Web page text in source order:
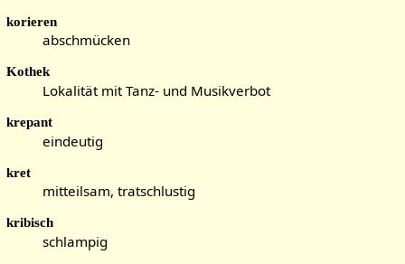
korieren
abschmücken
Kothek
Lokalität mit Tanz- und Musikverbot
krepant
eindeutig
kret
mitteilsam, tratschlustig
kribisch
schlampig